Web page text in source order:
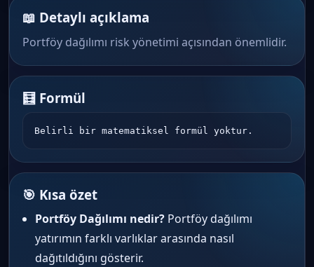
📖 Detaylı açıklama
Portföy dağılımı risk yönetimi açısından önemlidir.
🧮 Formül
Belirli bir matematiksel formül yoktur.
🎯 Kısa özet
Portföy Dağılımı nedir? Portföy dağılımı
yatırımın farklı varlıklar arasında nasıl
dağıtıldığını gösterir.